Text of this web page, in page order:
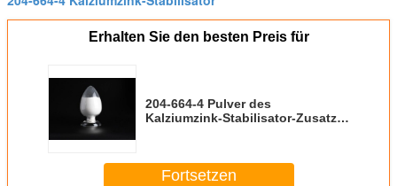
Erhalten Sie den besten Preis für
204-664-4 Pulver des
Kalziumzink-Stabilisator-Zusatz-
Fortsetzen